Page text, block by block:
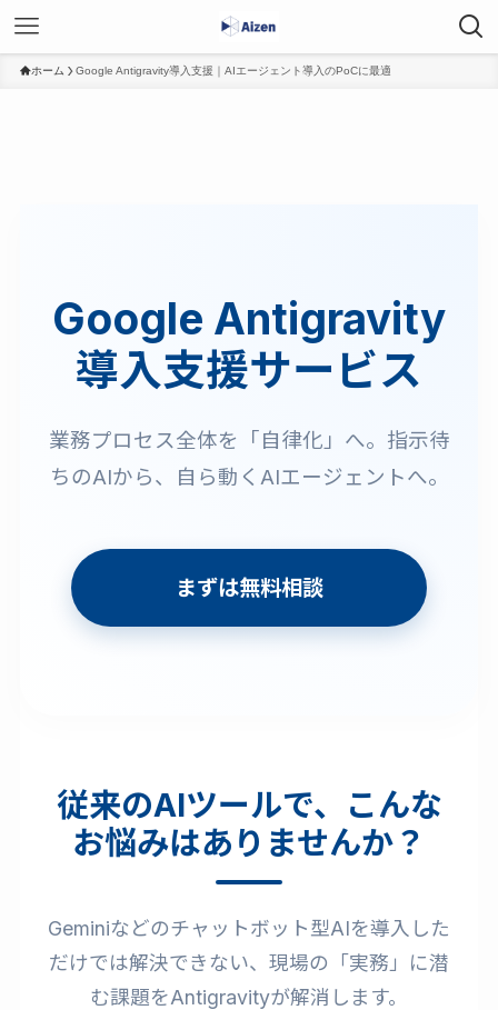
ホーム Google Antigravity導入支援｜AIエージェント導入のPoCに最適
Google Antigravity
導入支援サービス
業務プロセス全体を「自律化」へ。 指示待
ちのAIから、自ら動くAIエージェントへ。
まずは無料相談
従来のAIツールで、こんな
お悩みはありませんか？
Geminiなどのチャットボット型AIを導入した
だけでは解決できない、現場の「実務」に潜
む課題をAntigravityが解消します。